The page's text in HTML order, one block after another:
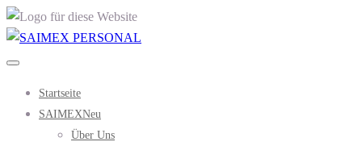
Startseite
SAIMEXNeu
Über Uns